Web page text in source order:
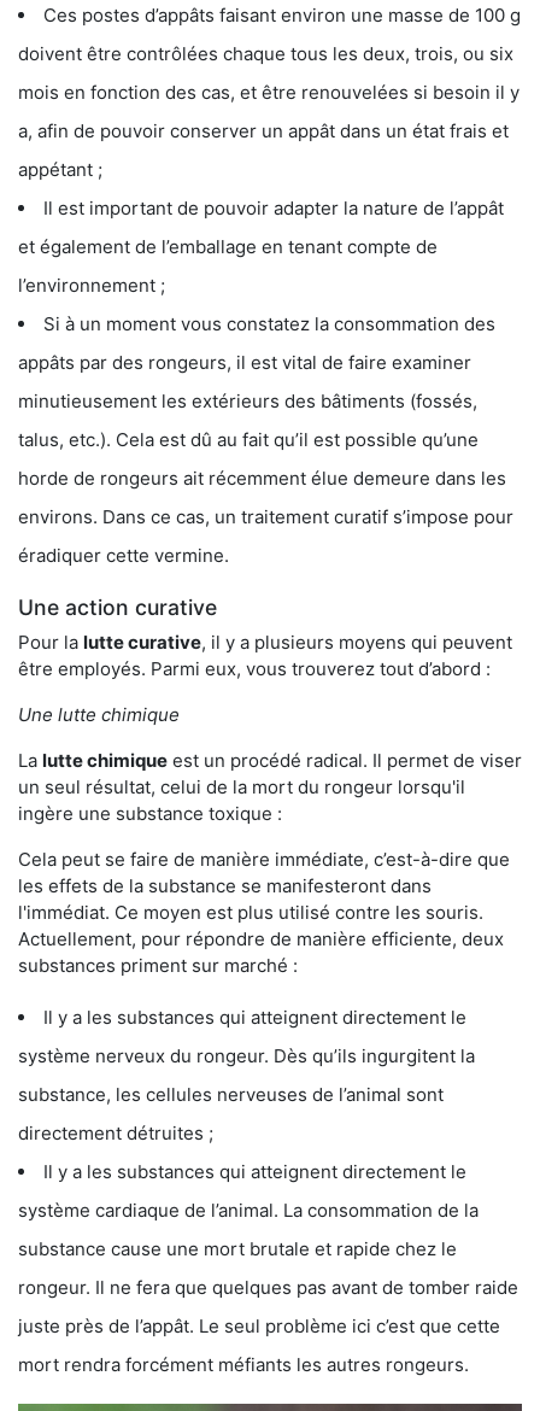
Ces postes d’appâts faisant environ une masse de 100 g
doivent être contrôlées chaque tous les deux, trois, ou six
mois en fonction des cas, et être renouvelées si besoin il y
a, afin de pouvoir conserver un appât dans un état frais et
appétant ;
Il est important de pouvoir adapter la nature de l’appât
et également de l’emballage en tenant compte de
l’environnement ;
Si à un moment vous constatez la consommation des
appâts par des rongeurs, il est vital de faire examiner
minutieusement les extérieurs des bâtiments (fossés,
talus, etc.). Cela est dû au fait qu’il est possible qu’une
horde de rongeurs ait récemment élue demeure dans les
environs. Dans ce cas, un traitement curatif s’impose pour
éradiquer cette vermine.
Une action curative
Pour la lutte curative, il y a plusieurs moyens qui peuvent
être employés. Parmi eux, vous trouverez tout d’abord :
Une lutte chimique
La lutte chimique est un procédé radical. Il permet de viser
un seul résultat, celui de la mort du rongeur lorsqu'il
ingère une substance toxique :
Cela peut se faire de manière immédiate, c’est-à-dire que
les effets de la substance se manifesteront dans
l'immédiat. Ce moyen est plus utilisé contre les souris.
Actuellement, pour répondre de manière efficiente, deux
substances priment sur marché :
Il y a les substances qui atteignent directement le
système nerveux du rongeur. Dès qu’ils ingurgitent la
substance, les cellules nerveuses de l’animal sont
directement détruites ;
Il y a les substances qui atteignent directement le
système cardiaque de l’animal. La consommation de la
substance cause une mort brutale et rapide chez le
rongeur. Il ne fera que quelques pas avant de tomber raide
juste près de l’appât. Le seul problème ici c’est que cette
mort rendra forcément méfiants les autres rongeurs.